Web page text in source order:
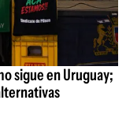
sigue en Uruguay;